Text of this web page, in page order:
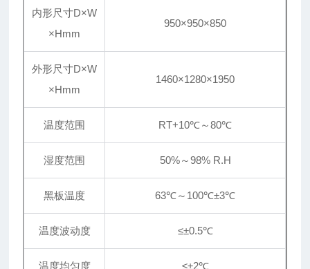
内形尺寸D×W
×Hmm
950×950×850
外形尺寸D×W
×Hmm
1460×1280×1950
温度范围 RT+10℃～80℃
湿度范围 50%～98% R.H
黑板温度 63℃～100℃±3℃
温度波动度 ≤±0.5℃
温度均匀度 ≤±2℃